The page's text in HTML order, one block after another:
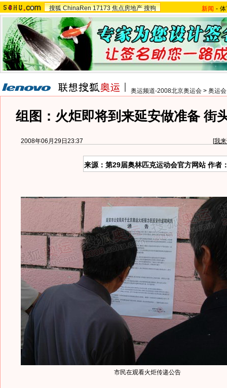
搜狐 ChinaRen 17173 焦点房地产 搜狗 新闻 -
奥运频道-2008北京奥运会 > 奥运
组图：火炬即将到来延安做准备 街
2008年06月29日23:37 [我
来源：第29届奥林匹克运动会官方网站 作者
市民在观看火炬传递公告